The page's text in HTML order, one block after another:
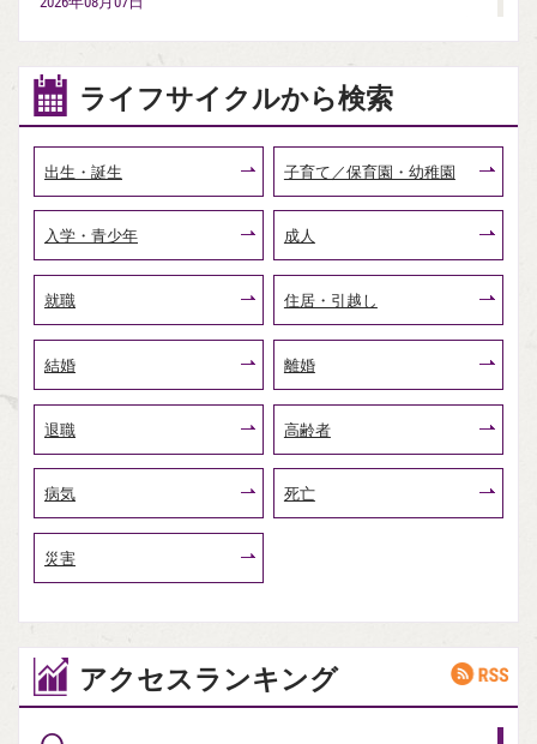
齢者医療制度）
2026年08月04日
パスポートの手数料が値下げされるのですか？
ライフサイクルから検索
出生・誕生 子育て／保育園・幼稚園
入学・青少年 成人
就職 住居・引越し
結婚 離婚
退職 高齢者
病気 死亡
災害
アクセスランキング